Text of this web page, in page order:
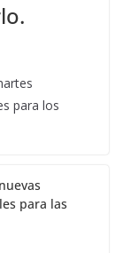
para los
para las